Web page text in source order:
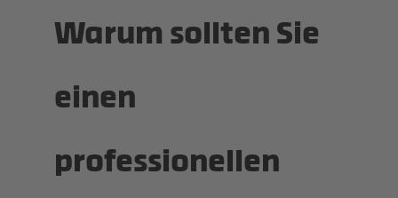
Warum sollten Sie
einen
professionellen